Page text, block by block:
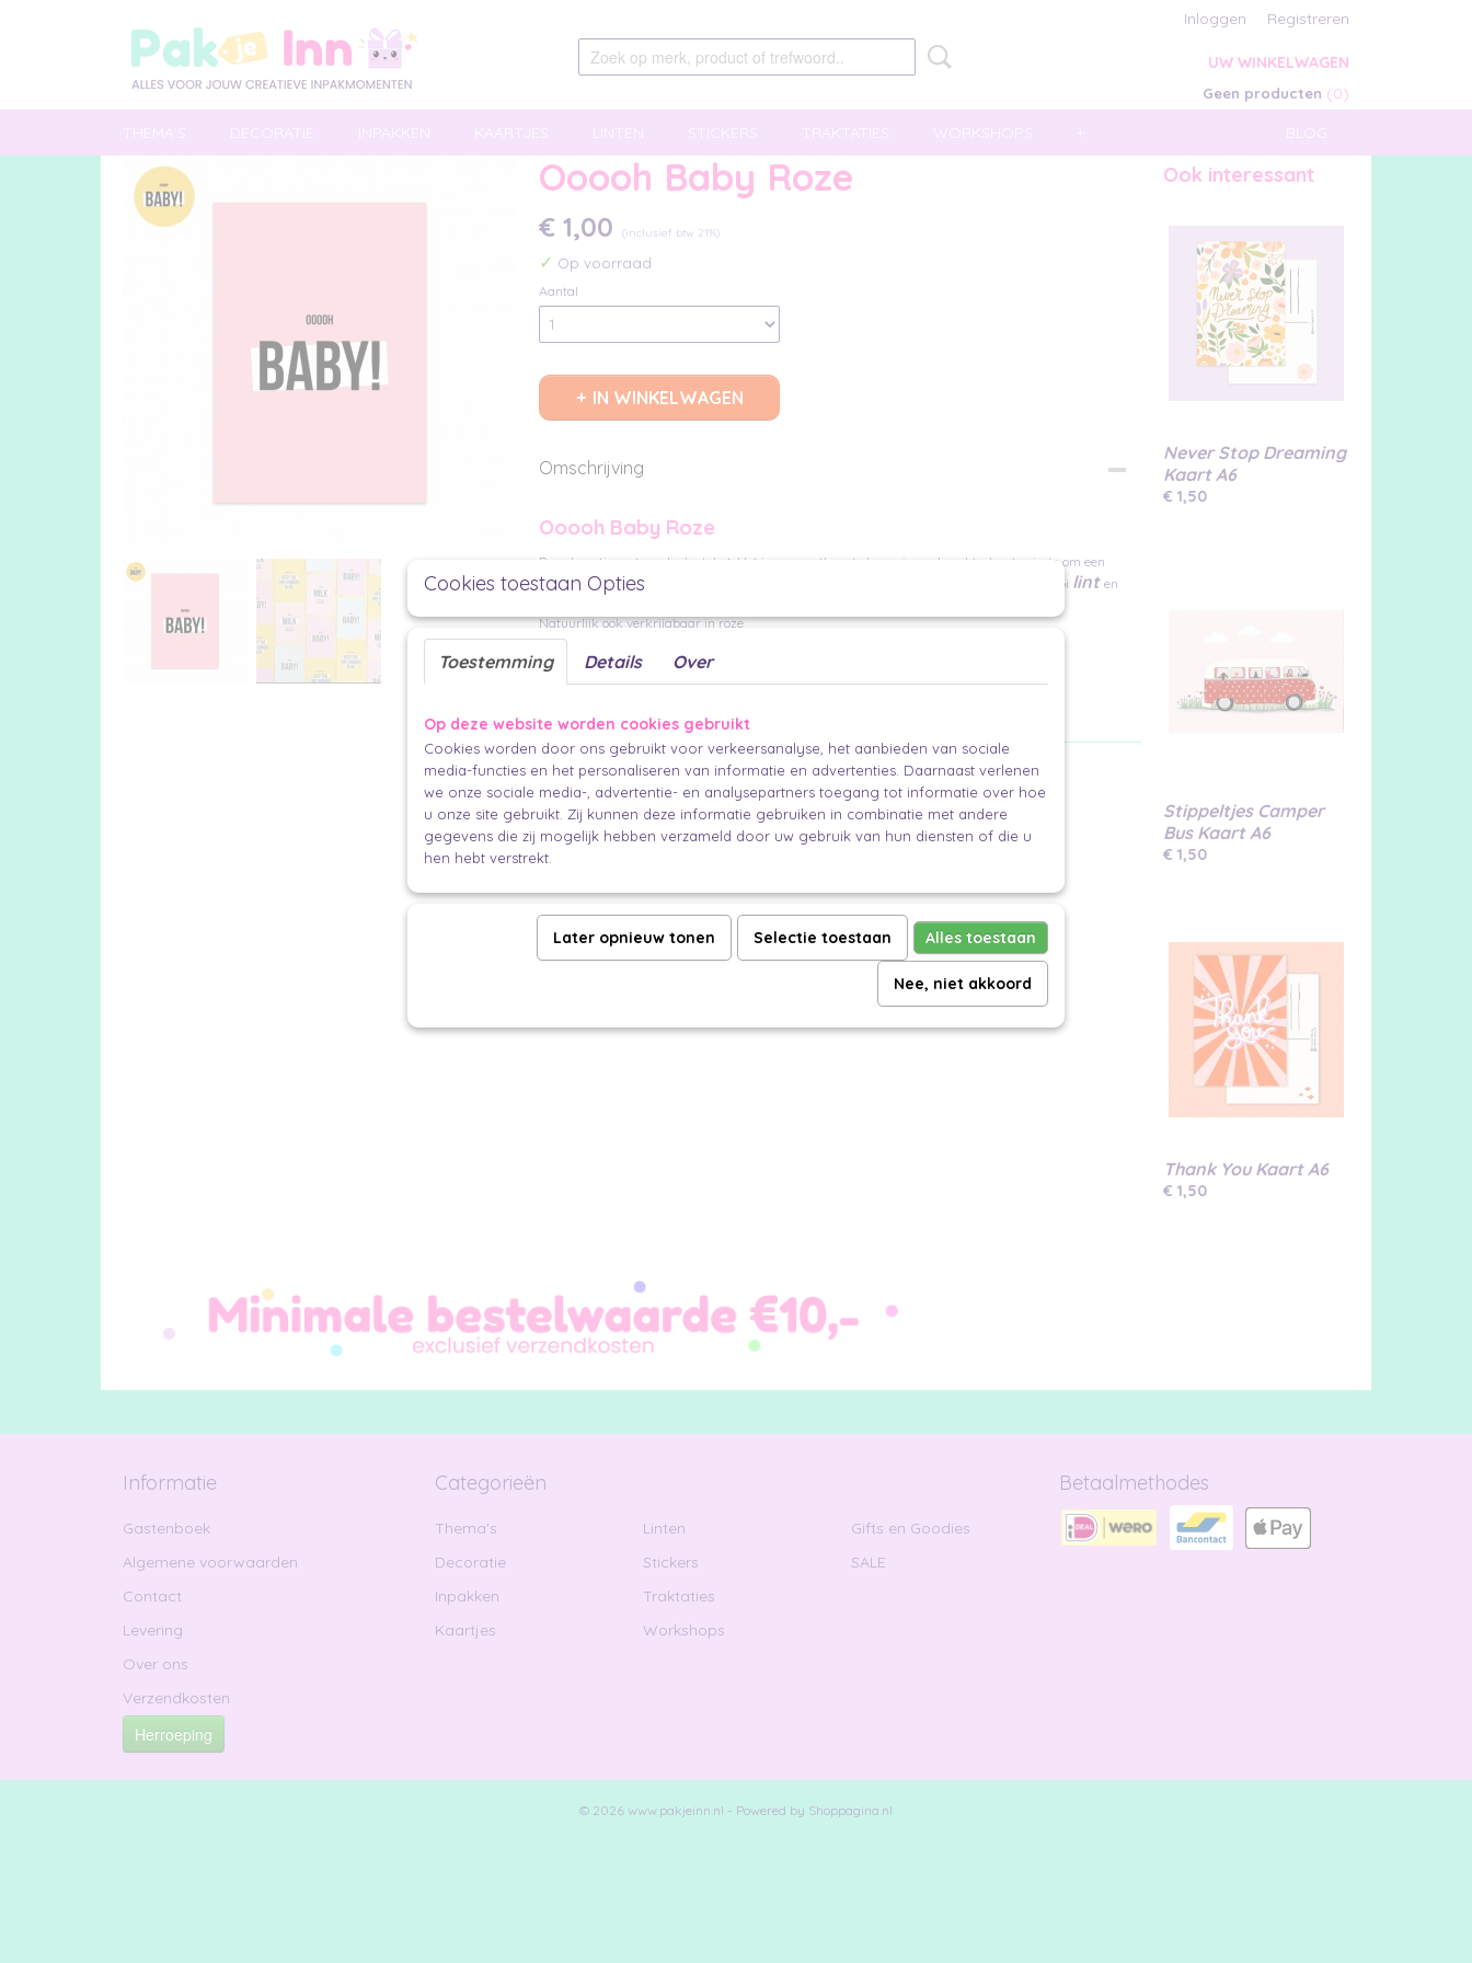
Inloggen Registreren
UW WINKELWAGEN
Geen producten (0)
BLOG
THEMA'S DECORATIE INPAKKEN KAARTJES LINTEN STICKERS TRAKTATIES WORKSHOPS +
Ooooh Baby Roze
€ 1,00 (inclusief btw 21%)
✓ Op voorraad
Aantal
IN WINKELWAGEN
Omschrijving
Ooooh Baby Roze
Roze kaartje met een leuke tekst. Het is een postkaart, dus er is op de achterkant ruimte om een
adres in te vullen of gebruik een van de
als envelop. Gebruik een mooi lint en
Natuurlijk ook verkrijgbaar in roze
Per stuk
A6 (14,8 x 10,5 cm)
Een feest om te zien en om te geven.
Ook interessant
Never Stop Dreaming
Kaart A6
€ 1,50
Stippeltjes Camper
Bus Kaart A6
€ 1,50
Thank You Kaart A6
€ 1,50
Informatie
Gastenboek
Algemene voorwaarden
Contact
Levering
Over ons
Verzendkosten
Herroeping
Categorieën
Thema's
Decoratie
Inpakken
Kaartjes
Linten
Stickers
Traktaties
Workshops
Gifts en Goodies
SALE
Betaalmethodes
© 2026 www.pakjeinn.nl - Powered by Shoppagina.nl
Cookies toestaan Opties
Toestemming Details Over
Op deze website worden cookies gebruikt
Cookies worden door ons gebruikt voor verkeersanalyse, het aanbieden van sociale
media-functies en het personaliseren van informatie en advertenties. Daarnaast verlenen
we onze sociale media-, advertentie- en analysepartners toegang tot informatie over hoe
u onze site gebruikt. Zij kunnen deze informatie gebruiken in combinatie met andere
gegevens die zij mogelijk hebben verzameld door uw gebruik van hun diensten of die u
hen hebt verstrekt.
Later opnieuw tonen Selectie toestaan Alles toestaan
Nee, niet akkoord